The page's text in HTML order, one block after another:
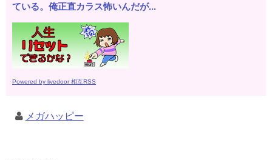
ている。俺正直カラス怖いんだが...
Powered by livedoor 相互RSS
メガハッピー